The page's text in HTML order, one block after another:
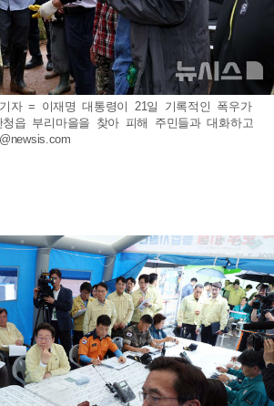
자 = 이재명 대통령이 21일 기록적인 폭우가
읍 부리마을을 찾아 피해 주민들과 대화하고